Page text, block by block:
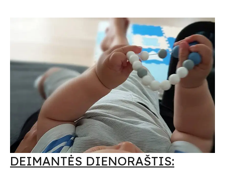
DEIMANTĖS DIENORAŠTIS: